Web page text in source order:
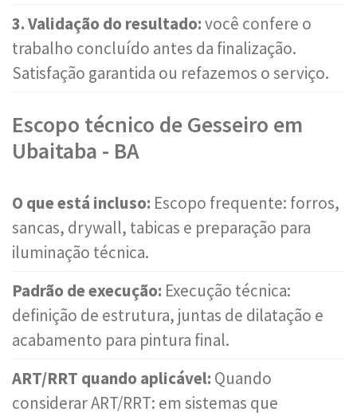
3. Validação do resultado:você confere o
trabalho concluído antes da finalização.
Satisfação garantida ou refazemos o serviço.
Escopo técnico de Gesseiro em
Ubaitaba - BA
O que está incluso: Escopo frequente: forros,
sancas, drywall, tabicas e preparação para
iluminação técnica.
Padrão de execução: Execução técnica:
definição de estrutura, juntas de dilatação e
acabamento para pintura final.
ART/RRT quando aplicável: Quando
considerar ART/RRT: em sistemas que